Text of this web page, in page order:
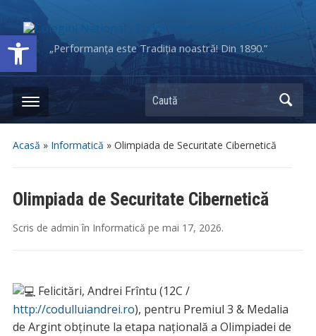
Deschide bara de unelte„Performanța este Tradiția noastră! Din 1890.”
Caută
Acasă » Informatică » Olimpiada de Securitate Cibernetică
Olimpiada de Securitate Cibernetică
Scris de admin în Informatică pe mai 17, 2026.
Felicitări, Andrei Frîntu (12C /
http://codulluiandrei.ro), pentru Premiul 3 & Medalia
de Argint obținute la etapa națională a Olimpiadei de